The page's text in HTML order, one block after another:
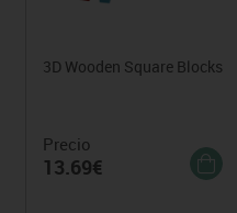
3D Wooden Square Blocks
Precio
13.69€